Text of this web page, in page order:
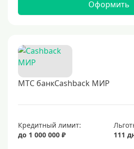
Оформить
МТС банкCashback МИР
Кредитный лимит:
до 1 000 000 ₽
111